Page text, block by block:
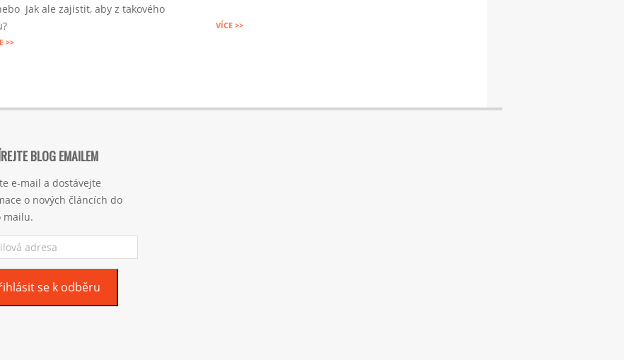
>>
Jak ale zajistit, aby z takového
VÍCE >>
BLOG EMAILEM
e-mail a dostávejte
o nových článcích do
mailu.
se k odběru